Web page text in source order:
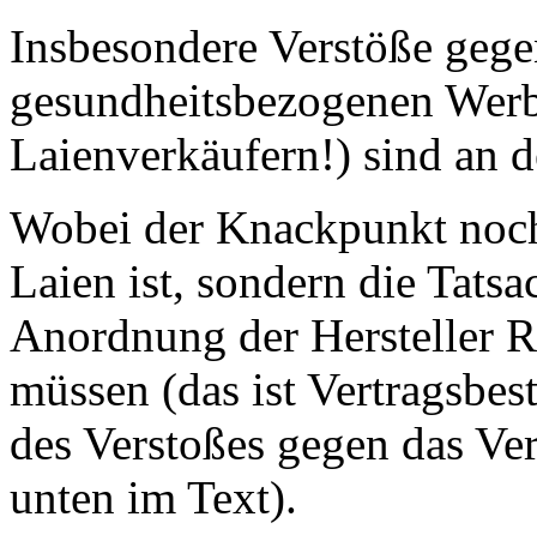
Insbesondere Verstöße
gesundheitsbezogenen
Laienverkäufern!) sind an
Wobei der Knackpunkt
Laien ist, sondern die
Anordnung der Hersteller
müssen (das ist
des Verstoßes gegen das
unten im Text).